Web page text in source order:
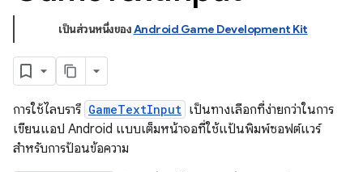
เป็นส่วนหนึ่งของAndroid Game Development Kit
การใช้ไลบรารี GameTextInput เป็นทางเลือกที่ง่ายกว่าในการ
เขียนแอป Android แบบเต็มหน้าจอที่ใช้แป้นพิมพ์ซอฟต์แวร์
สำหรับการป้อนข้อความ